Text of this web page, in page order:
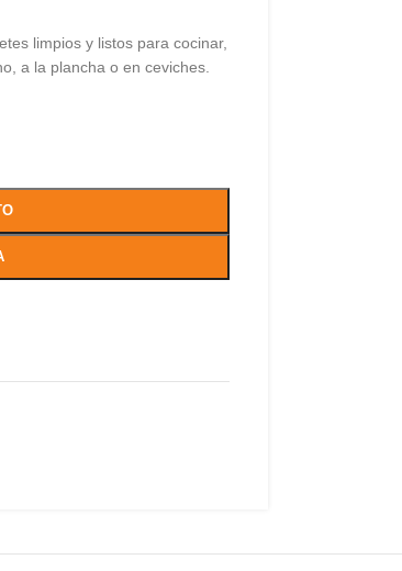
limpios y listos para cocinar,
a la plancha o en ceviches.